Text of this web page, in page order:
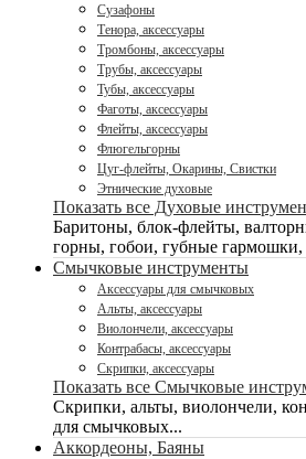
Сузафоны
Тенора, аксессуары
Тромбоны, аксессуары
Трубы, аксессуары
Тубы, аксессуары
Фаготы, аксессуары
Флейты, аксессуары
Флюгельгорны
Цуг-флейты, Окарины, Свистки
Этнические духовые
Показать все Духовые
Баритоны, блок-флейты,
горны, гобои, губные гармошки,
Смычковые инструменты
Аксессуары для смычковых
Альты, аксессуары
Виолончели, аксессуары
Контрабасы, аксессуары
Скрипки, аксессуары
Показать все Смычковые
Скрипки, альты, виолончели,
для смычковых...
Аккордеоны, Баяны